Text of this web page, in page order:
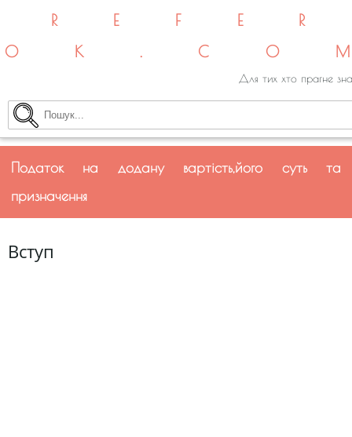
Для тих хто прагне
Податок на додану вартість,його суть та
призначення
Вступ